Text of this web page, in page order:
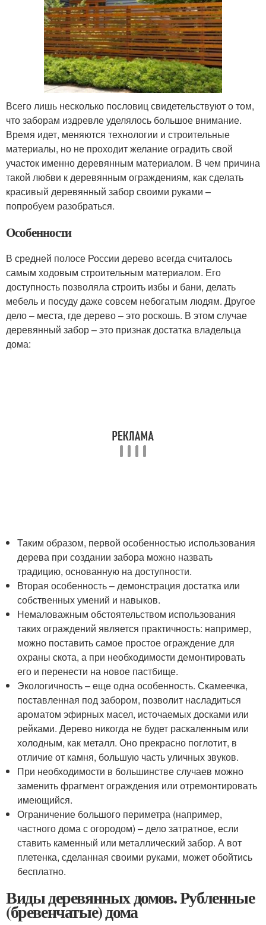
Всего лишь несколько пословиц свидетельствуют о том,
что заборам издревле уделялось большое внимание.
Время идет, меняются технологии и строительные
материалы, но не проходит желание оградить свой
участок именно деревянным материалом. В чем причина
такой любви к деревянным ограждениям, как сделать
красивый деревянный забор своими руками –
попробуем разобраться.
Особенности
В средней полосе России дерево всегда считалось
самым ходовым строительным материалом. Его
доступность позволяла строить избы и бани, делать
мебель и посуду даже совсем небогатым людям. Другое
дело – места, где дерево – это роскошь. В этом случае
деревянный забор – это признак достатка владельца
дома:
Таким образом, первой особенностью использования
дерева при создании забора можно назвать
традицию, основанную на доступности.
Вторая особенность – демонстрация достатка или
собственных умений и навыков.
Немаловажным обстоятельством использования
таких ограждений является практичность: например,
можно поставить самое простое ограждение для
охраны скота, а при необходимости демонтировать
его и перенести на новое пастбище.
Экологичность – еще одна особенность. Скамеечка,
поставленная под забором, позволит насладиться
ароматом эфирных масел, источаемых досками или
рейками. Дерево никогда не будет раскаленным или
холодным, как металл. Оно прекрасно поглотит, в
отличие от камня, большую часть уличных звуков.
При необходимости в большинстве случаев можно
заменить фрагмент ограждения или отремонтировать
имеющийся.
Ограничение большого периметра (например,
частного дома с огородом) – дело затратное, если
ставить каменный или металлический забор. А вот
плетенка, сделанная своими руками, может обойтись
бесплатно.
Виды деревянных домов. Рубленные
(бревенчатые) дома